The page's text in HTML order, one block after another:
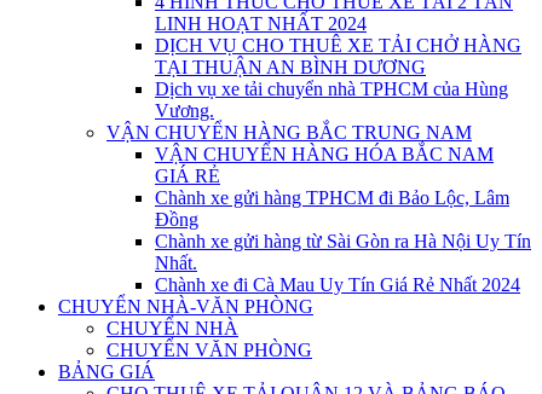
LINH HOẠT NHẤT 2024
DỊCH VỤ CHO THUÊ XE TẢI CHỞ HÀNG
TẠI THUẬN AN BÌNH DƯƠNG
Dịch vụ xe tải chuyển nhà TPHCM của Hùng
Vương.
VẬN CHUYỂN HÀNG BẮC TRUNG NAM
VẬN CHUYỂN HÀNG HÓA BẮC NAM
GIÁ RẺ
Chành xe gửi hàng TPHCM đi Bảo Lộc, Lâm
Đồng
Chành xe gửi hàng từ Sài Gòn ra Hà Nội Uy Tín
Nhất.
Chành xe đi Cà Mau Uy Tín Giá Rẻ Nhất 2024
CHUYỂN NHÀ-VĂN PHÒNG
CHUYỂN NHÀ
CHUYỂN VĂN PHÒNG
BẢNG GIÁ